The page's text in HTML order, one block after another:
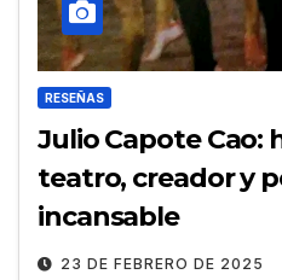
RESEÑAS
Julio Capote Cao:
teatro, creador y
incansable
23 DE FEBRERO DE 2025